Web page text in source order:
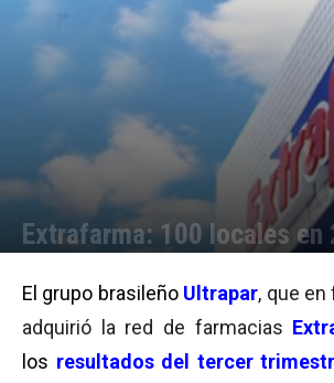
Extrafarma: 100 locales en
El grupo brasileño Ultrapar, que en
adquirió la red de farmacias
los resultados del tercer